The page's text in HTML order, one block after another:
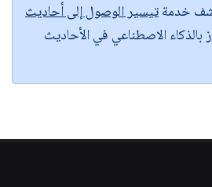
خدمةتيسير الوصول إلى أحاديث
الاصطناعي في الأحاديث